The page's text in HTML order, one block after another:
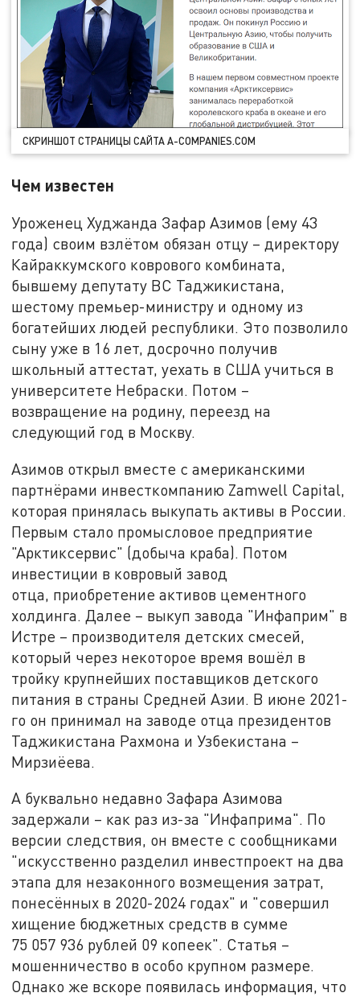
СКРИНШОТ СТРАНИЦЫ САЙТА A-COMPANIES.COM
Чем известен
Уроженец Худжанда Зафар Азимов (ему 43
года) своим взлётом обязан отцу – директору
Кайраккумского коврового комбината,
бывшему депутату ВС Таджикистана,
шестому премьер-министру и одному из
богатейших людей республики. Это позволило
сыну уже в 16 лет, досрочно получив
школьный аттестат, уехать в США учиться в
университете Небраски. Потом –
возвращение на родину, переезд на
следующий год в Москву.
Азимов открыл вместе с американскими
партнёрами инвесткомпанию Zamwell Capital,
которая принялась выкупать активы в России.
Первым стало промысловое предприятие
"Арктиксервис" (добыча краба). Потом
инвестиции в ковровый завод
отца, приобретение активов цементного
холдинга. Далее – выкуп завода "Инфаприм" в
Истре – производителя детских смесей,
который через некоторое время вошёл в
тройку крупнейших поставщиков детского
питания в страны Средней Азии. В июне 2021-
го он принимал на заводе отца президентов
Таджикистана Рахмона и Узбекистана –
Мирзиёева.
А буквально недавно Зафара Азимова
задержали – как раз из-за "Инфаприма". По
версии следствия, он вместе с сообщниками
"искусственно разделил инвестпроект на два
этапа для незаконного возмещения затрат,
понесённых в 2020-2024 годах" и "совершил
хищение бюджетных средств в сумме
75 057 936 рублей 09 копеек". Статья –
мошенничество в особо крупном размере.
Однако же вскоре появилась информация, что